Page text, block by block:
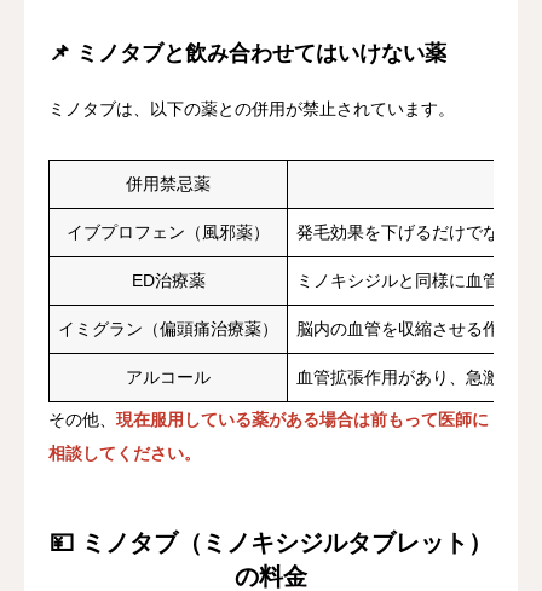
📌 ミノタブと飲み合わせてはいけない薬
ミノタブは、以下の薬との併用が禁止されています。
併用禁忌薬
イブプロフェン（風邪薬） 発毛効果を下げるだけでなく、
ED治療薬 ミノキシジルと同様に血管拡
イミグラン（偏頭痛治療薬） 脳内の血管を収縮させる作用
アルコール 血管拡張作用があり、急激な
その他、 現在服用している薬がある場合は前もって医師に
相談してください。
💴 ミノタブ（ミノキシジルタブレット）
の料金